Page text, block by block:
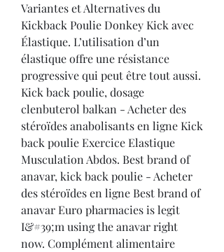
Variantes et Alternatives du
Kickback Poulie Donkey Kick avec
Élastique. L’utilisation d’un
élastique offre une résistance
progressive qui peut être tout aussi.
Kick back poulie, dosage
clenbuterol balkan - Acheter des
stéroïdes anabolisants en ligne Kick
back poulie Exercice Elastique
Musculation Abdos. Best brand of
anavar, kick back poulie - Acheter
des stéroïdes en ligne Best brand of
anavar Euro pharmacies is legit
I&#39;m using the anavar right
now. Complément alimentaire